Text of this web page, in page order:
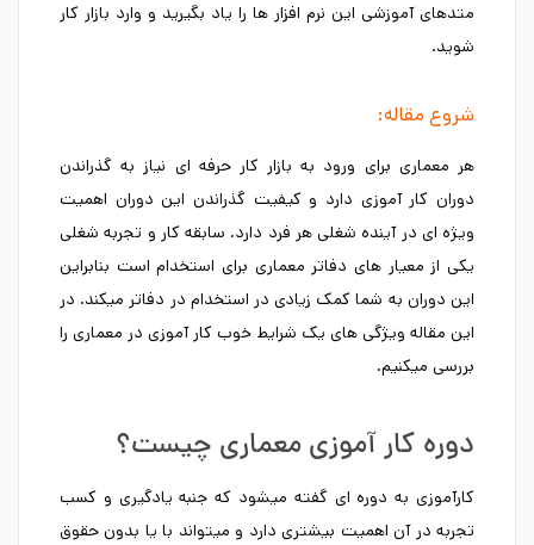
متدهای آموزشی این نرم افزار ها را یاد بگیرید و وارد بازار کار
شوید.
شروع مقاله:
هر معماری برای ورود به بازار کار حرفه ای نیاز به گذراندن
دوران کار آموزی دارد و کیفیت گذراندن این دوران اهمیت
ویژه ای در آینده شغلی هر فرد دارد. سابقه کار و تجربه شغلی
یکی از معیار های دفاتر معماری برای استخدام است بنابراین
این دوران به شما کمک زیادی در استخدام در دفاتر میکند. در
این مقاله ویژگی های یک شرایط خوب کار آموزی در معماری را
بررسی میکنیم.
دوره کار آموزی معماری چیست؟
کارآموزی به دوره ای گفته میشود که جنبه یادگیری و کسب
تجربه در آن اهمیت بیشتری دارد و میتواند با یا بدون حقوق